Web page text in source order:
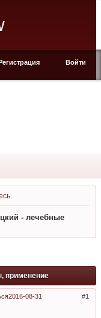
Войти
- лечебные
применение
1
2016-08-31